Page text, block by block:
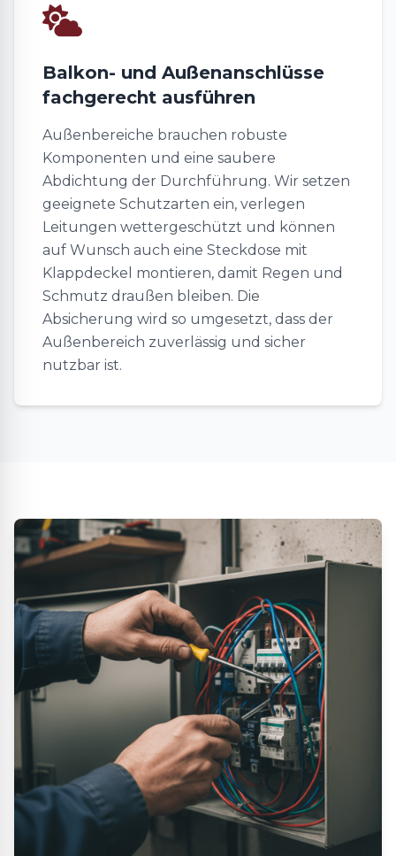
Balkon- und Außenanschlüsse
fachgerecht ausführen
Außenbereiche brauchen robuste
Komponenten und eine saubere
Abdichtung der Durchführung. Wir setzen
geeignete Schutzarten ein, verlegen
Leitungen wettergeschützt und können
auf Wunsch auch eine Steckdose mit
Klappdeckel montieren, damit Regen und
Schmutz draußen bleiben. Die
Absicherung wird so umgesetzt, dass der
Außenbereich zuverlässig und sicher
nutzbar ist.